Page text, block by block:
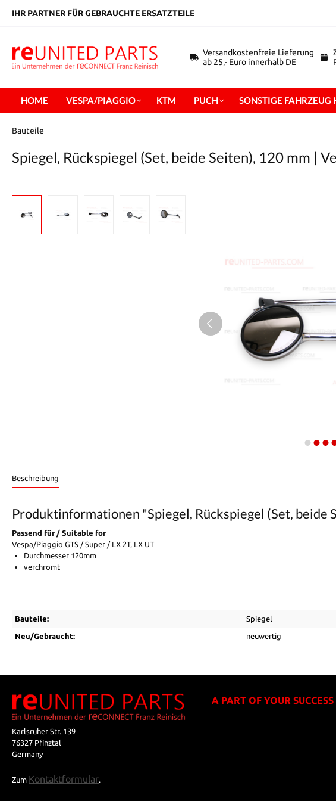
springen
IHR PARTNER FÜR GEBRAUCHTE ERSATZTEILE
Versandkostenfreie Lieferung
ab 25,- Euro innerhalb DE
HOME VESPA/PIAGGIO KTM PUCH SONSTIGE FAHRZEUG
Bauteile
Spiegel, Rückspiegel (Set, beide Seiten), 120 mm |
Beschreibung
Produktinformationen "Spiegel, Rückspiegel (Set, beide
Passend für / Suitable for
Vespa/Piaggio GTS / Super / LX 2T, LX UT
Durchmesser 120mm
verchromt
Bauteile: Spiegel
Neu/Gebraucht: neuwertig
Karlsruher Str. 139
76327 Pfinztal
Germany
Zum Kontaktformular.
A PART OF YOUR SUCCESS